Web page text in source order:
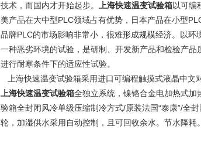
技术，而国内才开始起步。
上海快速温变试验箱以可编
美产品在大中型PLC领域占有优势，日本产品在小型
品牌PLC的市场影响非常小，很难形成规模经济。以
一种恶劣环境的试验，是研制、开发新产品和检验产
进行耐寒条件下的适应性试验。
上海快速温变试验箱采用进口可编程触摸式液晶中文
上海快速温变试验箱全独立系统，镍铬合金电加热式
验箱全封闭风冷单级压缩制冷方式/原装法国“泰康”/全
轮，加湿供水采用自动控制，且可回收余水。节水降耗。